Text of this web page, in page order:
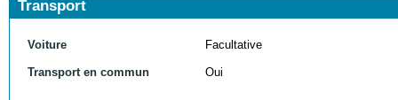
Transport
Voiture Facultative
Transport en commun Oui